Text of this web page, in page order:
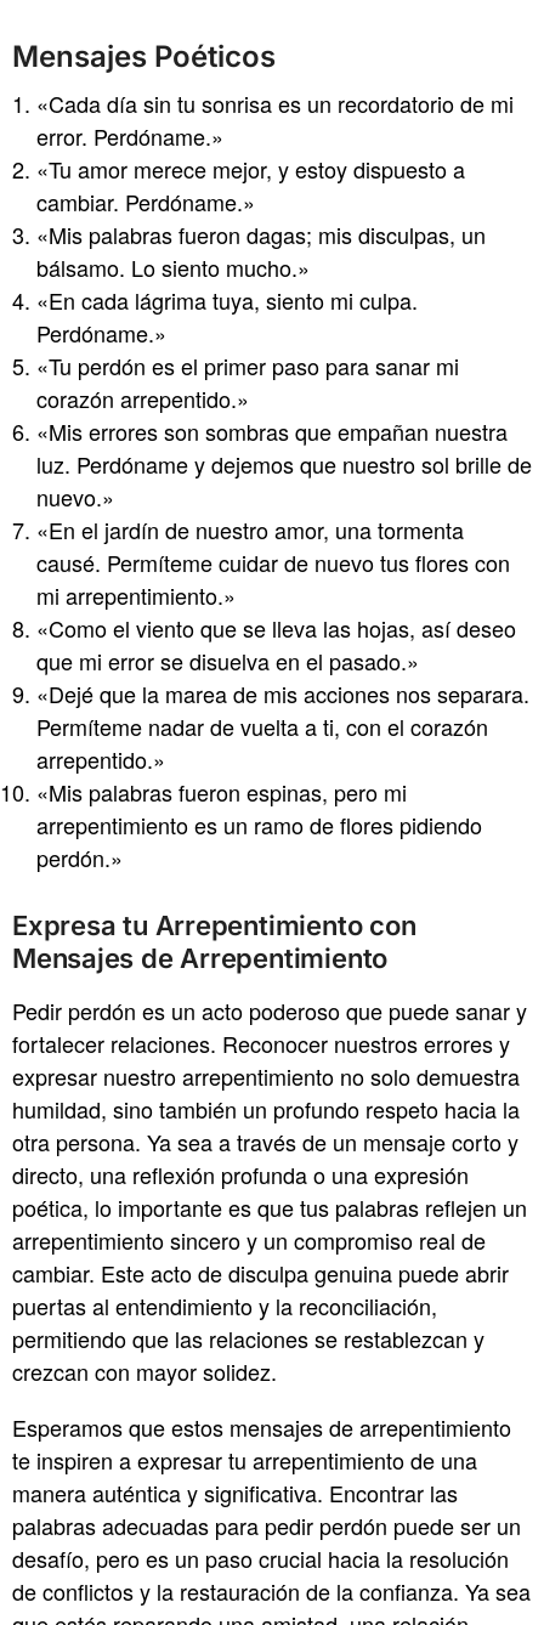
Mensajes Poéticos
«Cada día sin tu sonrisa es un recordatorio de mi
error. Perdóname.»
«Tu amor merece mejor, y estoy dispuesto a
cambiar. Perdóname.»
«Mis palabras fueron dagas; mis disculpas, un
bálsamo. Lo siento mucho.»
«En cada lágrima tuya, siento mi culpa.
Perdóname.»
«Tu perdón es el primer paso para sanar mi
corazón arrepentido.»
«Mis errores son sombras que empañan nuestra
luz. Perdóname y dejemos que nuestro sol brille de
nuevo.»
«En el jardín de nuestro amor, una tormenta
causé. Permíteme cuidar de nuevo tus flores con
mi arrepentimiento.»
«Como el viento que se lleva las hojas, así deseo
que mi error se disuelva en el pasado.»
«Dejé que la marea de mis acciones nos separara.
Permíteme nadar de vuelta a ti, con el corazón
arrepentido.»
«Mis palabras fueron espinas, pero mi
arrepentimiento es un ramo de flores pidiendo
perdón.»
Expresa tu Arrepentimiento con
Mensajes de Arrepentimiento
Pedir perdón es un acto poderoso que puede sanar y
fortalecer relaciones. Reconocer nuestros errores y
expresar nuestro arrepentimiento no solo demuestra
humildad, sino también un profundo respeto hacia la
otra persona. Ya sea a través de un mensaje corto y
directo, una reflexión profunda o una expresión
poética, lo importante es que tus palabras reflejen un
arrepentimiento sincero y un compromiso real de
cambiar. Este acto de disculpa genuina puede abrir
puertas al entendimiento y la reconciliación,
permitiendo que las relaciones se restablezcan y
crezcan con mayor solidez.
Esperamos que estos mensajes de arrepentimiento
te inspiren a expresar tu arrepentimiento de una
manera auténtica y significativa. Encontrar las
palabras adecuadas para pedir perdón puede ser un
desafío, pero es un paso crucial hacia la resolución
de conflictos y la restauración de la confianza. Ya sea